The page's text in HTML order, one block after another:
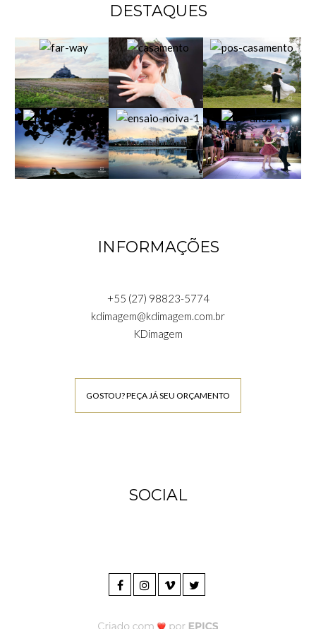
DESTAQUES
INFORMAÇÕES
+55 (27) 98823-5774
kdimagem@kdimagem.com.br
KDimagem
GOSTOU? PEÇA JÁ SEU ORÇAMENTO
SOCIAL